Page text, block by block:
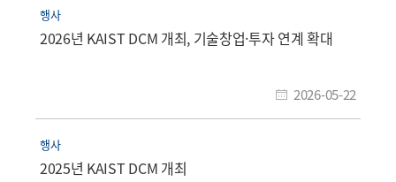
행사
2026년 KAIST DCM 개최, 기술창업·투자 연계 확대
2026-05-22
행사
2025년 KAIST DCM 개최